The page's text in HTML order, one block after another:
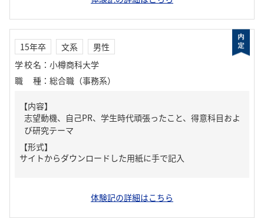
15年卒 文系
男性
学校名 ： 小樽商科大学
職種 ： 総合職（事務系）
【内容】
志望動機、自己PR、学生時代頑張ったこと、得意科目およ
び研究テーマ
【形式】
サイトからダウンロードした用紙に手で記入
体験記の詳細はこちら